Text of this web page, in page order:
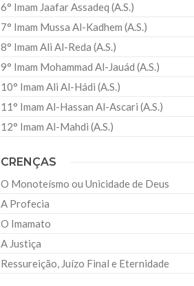
6° Imam Jaafar Assadeq (A.S.)
7° Imam Mussa Al-Kadhem (A.S.)
8° Imam Ali Al-Reda (A.S.)
9° Imam Mohammad Al-Jauád (A.S.)
10° Imam Ali Al-Hádi (A.S.)
11° Imam Al-Hassan Al-Ascari (A.S.)
12° Imam Al-Mahdi (A.S.)
CRENÇAS
O Monoteísmo ou Unicidade de Deus
A Profecia
O Imamato
A Justiça
Ressureição, Juízo Final e Eternidade